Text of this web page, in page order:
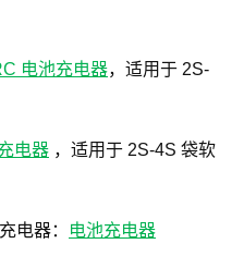
电池充电器，适用于 2S-
电器 ，适用于 2S-4S 袋软
器： 电池充电器